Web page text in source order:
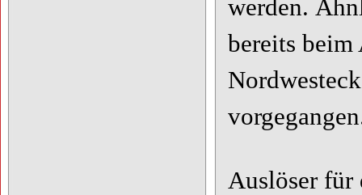
werden.
bereits beim
Auslöser für